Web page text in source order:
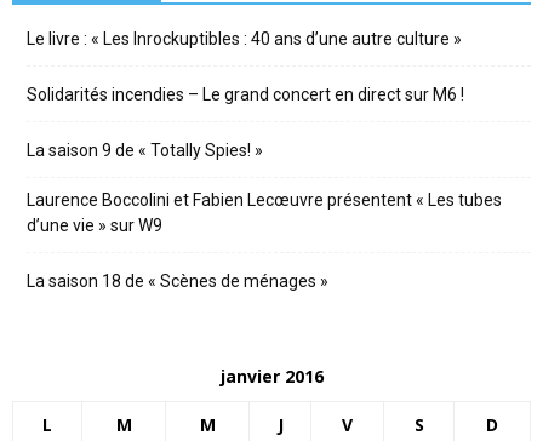
Le livre : « Les Inrockuptibles : 40 ans d’une autre culture »
Solidarités incendies – Le grand concert en direct sur M6 !
La saison 9 de « Totally Spies! »
Laurence Boccolini et Fabien Lecœuvre présentent « Les tubes
d’une vie » sur W9
La saison 18 de « Scènes de ménages »
janvier 2016
L M M J V S D